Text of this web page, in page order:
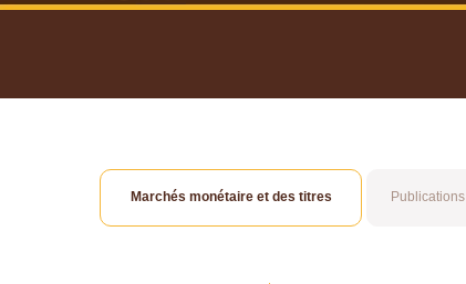
Marchés monétaire et des titres Publications